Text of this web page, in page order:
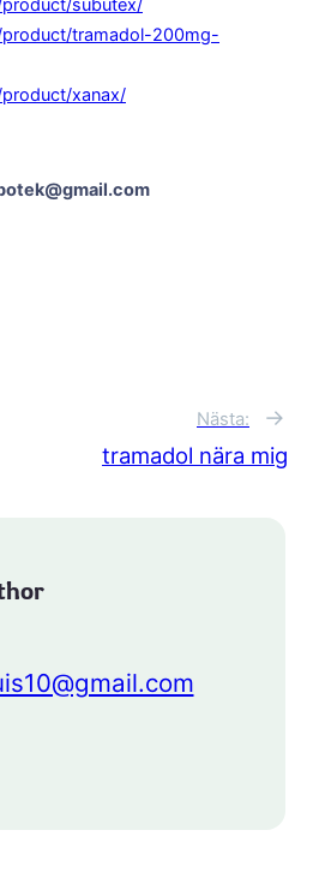
subutex/
tramadol-200mg-
xanax/
Nästa:
tramadol nära mig
→